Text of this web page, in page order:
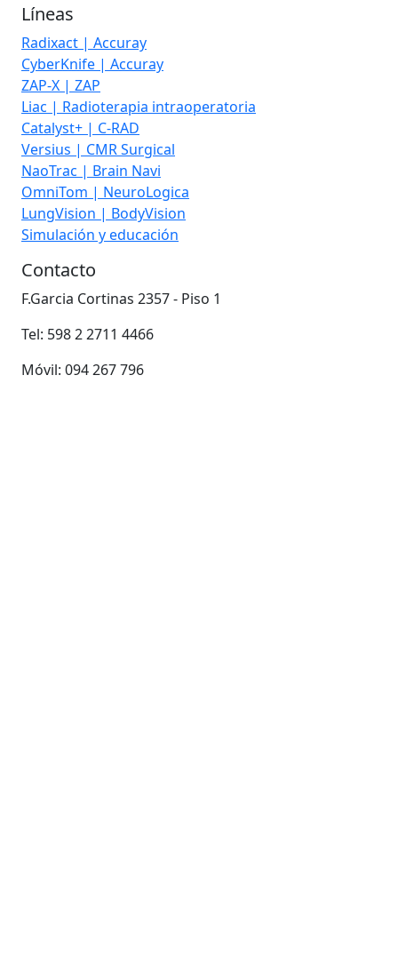
Líneas
Radixact | Accuray
CyberKnife | Accuray
ZAP-X | ZAP
Liac | Radioterapia intraoperatoria
Catalyst+ | C-RAD
Versius | CMR Surgical
NaoTrac | Brain Navi
OmniTom | NeuroLogica
LungVision | BodyVision
Simulación y educación
Contacto
F.Garcia Cortinas 2357 - Piso 1
Tel: 598 2 2711 4466
Móvil: 094 267 796